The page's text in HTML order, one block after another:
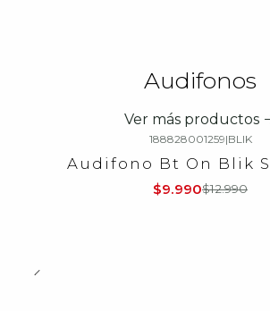
Audifonos
Ver más productos
-23% OFF
188828001259|BLIK
Audifono Bt On Blik
$9.990$12.990